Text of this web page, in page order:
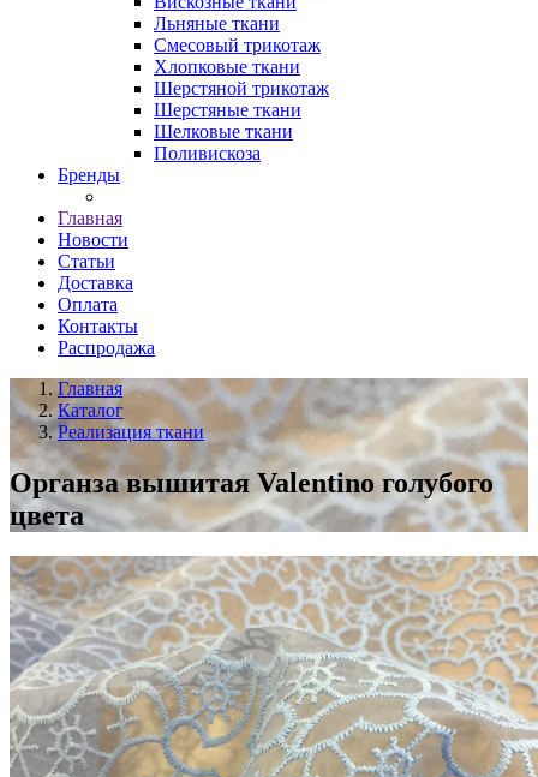
Льняные ткани
Смесовый трикотаж
Хлопковые ткани
Шерстяной трикотаж
Шерстяные ткани
Шелковые ткани
Поливискоза
Бренды
Главная
Новости
Статьи
Доставка
Оплата
Контакты
Распродажа
Главная
Каталог
Реализация ткани
Органза вышитая Valentino голубого
цвета